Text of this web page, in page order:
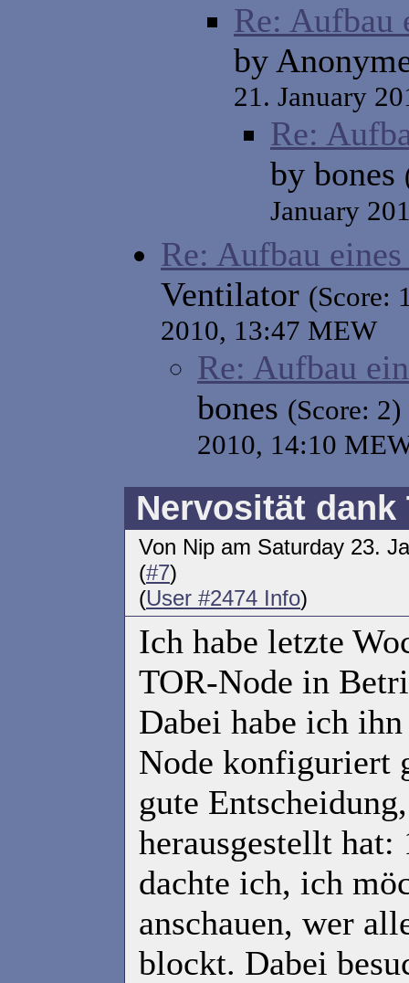
Re: Aufbau
by
21. January
Re:
by bones
January
Re: Aufbau
Ventilator (Score:
2010, 13:47 MEW
Re: Aufbau
bones (Score: 2)
2010, 14:10
Nervosität dank
Von Nip am Saturday 23.
(#7)
(User #2474 Info)
Ich habe letzte
TOR-Node in
Dabei habe ich
Node konfiguriert
gute
herausgestellt hat:
dachte ich, ich
anschauen, wer
blockt. Dabei